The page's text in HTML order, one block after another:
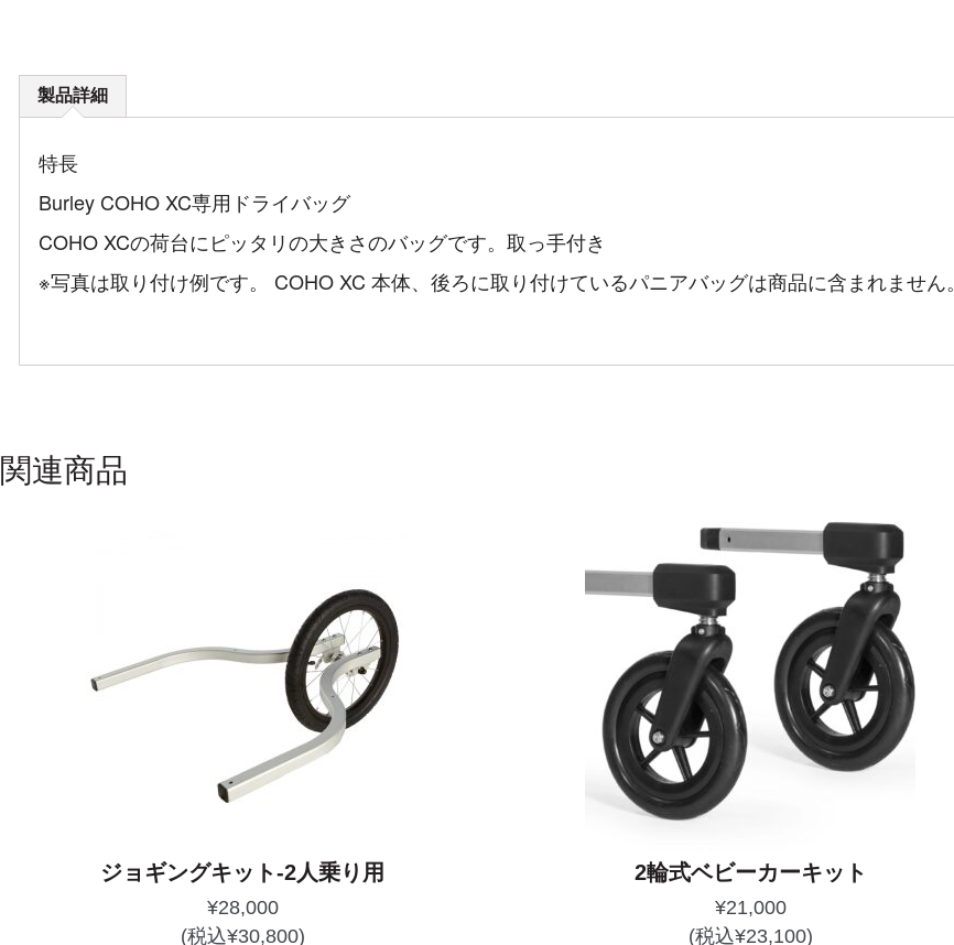
製品詳細
特長
Burley COHO XC専用ドライバッグ
COHO XCの荷台にピッタリの大きさのバッグです。取っ手付き
※写真は取り付け例です。 COHO XC 本体、後ろに取り付けているパニアバッグは商品に含まれません。
関連商品
ジョギングキット-2人乗り用
¥28,000
(税込¥30,800)
2輪式ベビーカーキット
¥21,000
(税込¥23,100)